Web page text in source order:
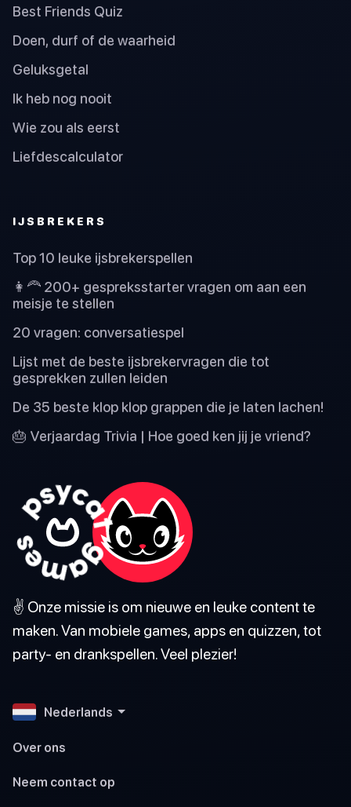
Best Friends Quiz
Doen, durf of de waarheid
Geluksgetal
Ik heb nog nooit
Wie zou als eerst
Liefdescalculator
IJSBREKERS
Top 10 leuke ijsbrekerspellen
👩‍🦰 200+ gespreksstarter vragen om aan een
meisje te stellen
20 vragen: conversatiespel
Lijst met de beste ijsbrekervragen die tot
gesprekken zullen leiden
De 35 beste klop klop grappen die je laten lachen!
🎂 Verjaardag Trivia | Hoe goed ken jij je vriend?
✌️ Onze missie is om nieuwe en leuke content te
maken. Van mobiele games, apps en quizzen, tot
party- en drankspellen. Veel plezier!
Nederlands
Over ons
Neem contact op